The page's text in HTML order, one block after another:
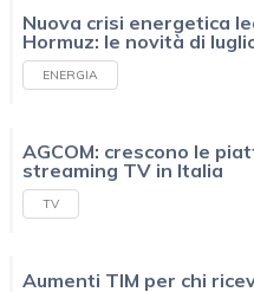
Nuova crisi energetica
Hormuz: le novità di
ENERGIA
AGCOM: crescono le
streaming TV in Italia
TV
Aumenti TIM per chi